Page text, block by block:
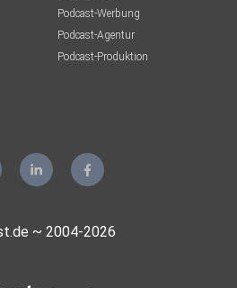
Podcast-Werbung
Podcast-Agentur
Podcast-Produktion
~ 2004-2026